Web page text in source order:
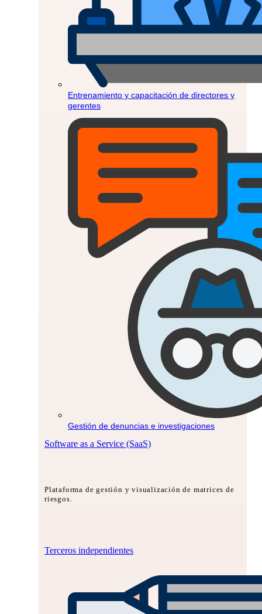
Entrenamiento y capacitación de directores y
gerentes
Gestión de denuncias e investigaciones
Software as a Service (SaaS)
Plataforma de gestión y visualización de matrices de
riesgos.
Terceros independientes